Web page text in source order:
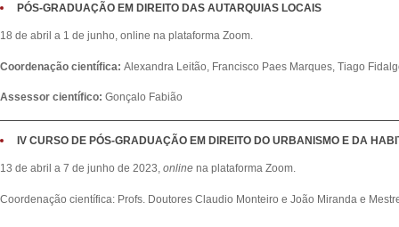
PÓS-GRADUAÇÃO EM DIREITO DAS AUTARQUIAS LOCAIS
18 de abril a 1 de junho, online na plataforma Zoom.
Coordenação científica: Alexandra Leitão, Francisco Paes Marques, Tiago
Assessor científico: Gonçalo Fabião
IV CURSO DE PÓS-GRADUAÇÃO EM DIREITO DO URBANISMO E DA
13 de abril a 7 de junho de 2023, online na plataforma Zoom.
Coordenação científica: Profs. Doutores Claudio Monteiro e João Miranda e